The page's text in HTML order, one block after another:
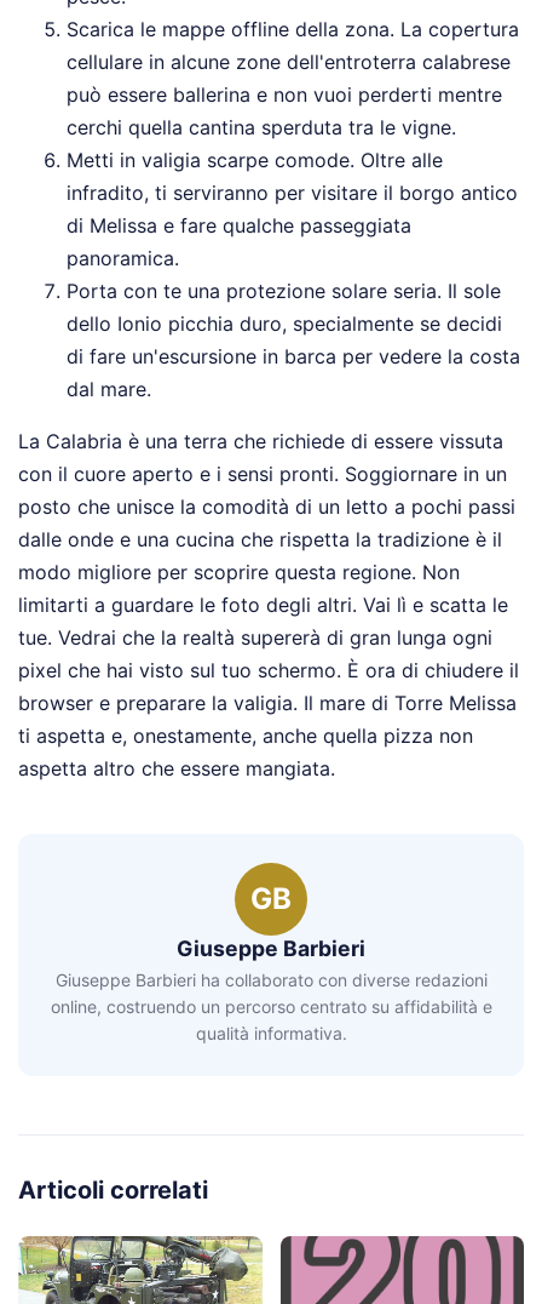
Scarica le mappe offline della zona. La copertura
cellulare in alcune zone dell'entroterra calabrese
può essere ballerina e non vuoi perderti mentre
cerchi quella cantina sperduta tra le vigne.
Metti in valigia scarpe comode. Oltre alle
infradito, ti serviranno per visitare il borgo antico
di Melissa e fare qualche passeggiata
panoramica.
Porta con te una protezione solare seria. Il sole
dello Ionio picchia duro, specialmente se decidi
di fare un'escursione in barca per vedere la costa
dal mare.
La Calabria è una terra che richiede di essere vissuta
con il cuore aperto e i sensi pronti. Soggiornare in un
posto che unisce la comodità di un letto a pochi passi
dalle onde e una cucina che rispetta la tradizione è il
modo migliore per scoprire questa regione. Non
limitarti a guardare le foto degli altri. Vai lì e scatta le
tue. Vedrai che la realtà supererà di gran lunga ogni
pixel che hai visto sul tuo schermo. È ora di chiudere il
browser e preparare la valigia. Il mare di Torre Melissa
ti aspetta e, onestamente, anche quella pizza non
aspetta altro che essere mangiata.
GB
Giuseppe Barbieri
Giuseppe Barbieri ha collaborato con diverse redazioni
online, costruendo un percorso centrato su affidabilità e
qualità informativa.
Articoli correlati